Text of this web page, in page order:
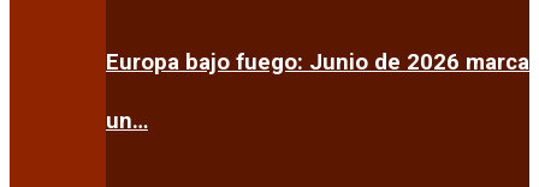
Europa bajo fuego: Junio de 2026 marca
un…